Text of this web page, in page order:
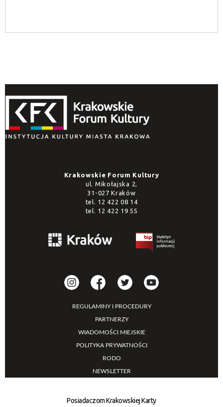
Krakowskie Forum Kultury
ul. Mikołajska 2,
31-027 Kraków
tel. 12 422 08 14
tel. 12 422 19 55
REGULAMINY I PROCEDURY
PARTNERZY
WIADOMOŚCI MIEJSKIE
POLITYKA PRYWATNOŚCI
RODO
NEWSLETTER
Posiadaczom Krakowskiej Karty